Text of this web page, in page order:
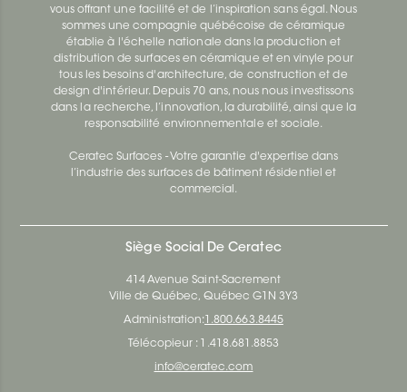
vous offrant une facilité et de l’inspiration sans égal. Nous
sommes une compagnie québécoise de céramique
établie à l'échelle nationale dans la production et
distribution de surfaces en céramique et en vinyle pour
tous les besoins d'architecture, de construction et de
design d'intérieur. Depuis 70 ans, nous nous investissons
dans la recherche, l’innovation, la durabilité, ainsi que la
responsabilité environnementale et sociale.
Ceratec Surfaces - Votre garantie d'expertise dans
l’industrie des surfaces de bâtiment résidentiel et
commercial.
Siège Social De Ceratec
414 Avenue Saint-Sacrement
Ville de Québec, Québec G1N 3Y3
Administration: 1.800.663.8445
Télécopieur : 1.418.681.8853
info@ceratec.com